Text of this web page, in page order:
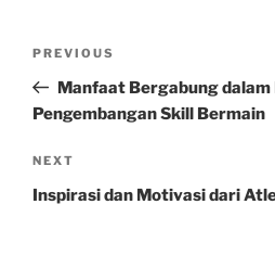
Previous
Post
PREVIOUS
Manfaat Bergabung dalam
Pengembangan Skill Bermain
Next
Post
NEXT
Inspirasi dan Motivasi dari